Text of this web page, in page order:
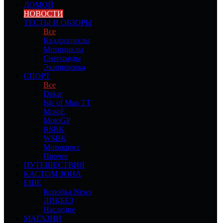
ДОМОЙ
НОВОСТИ
ТЕСТЫ И ОБЗОРЫ
Все
Квадроциклы
Мотоциклы
Снегоходы
Экипировка
СПОРТ
Все
Dakar
Isle of Man TT
MotoE
MotoGP
RSBK
WSBK
Мотокросс
Прочее
ПУТЕШЕСТВИЯ
КАСТОМ ЗОНА
ЕЩЕ
Коробка News
ЛИКБЕЗ
Наследие
МАГАЗИН